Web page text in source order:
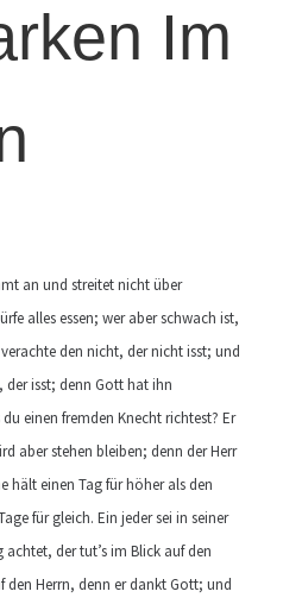
Im
an und streitet nicht über
alles essen; wer aber schwach ist,
den nicht, der nicht isst; und
isst; denn Gott hat ihn
einen fremden Knecht richtest? Er
aber stehen bleiben; denn der Herr
hält einen Tag für höher als den
für gleich. Ein jeder sei in seiner
achtet, der tut’s im Blick auf den
den Herrn, denn er dankt Gott; und